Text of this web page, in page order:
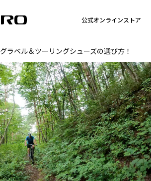
公式オンラインストア
グラベル＆ツーリングシューズの選び方！